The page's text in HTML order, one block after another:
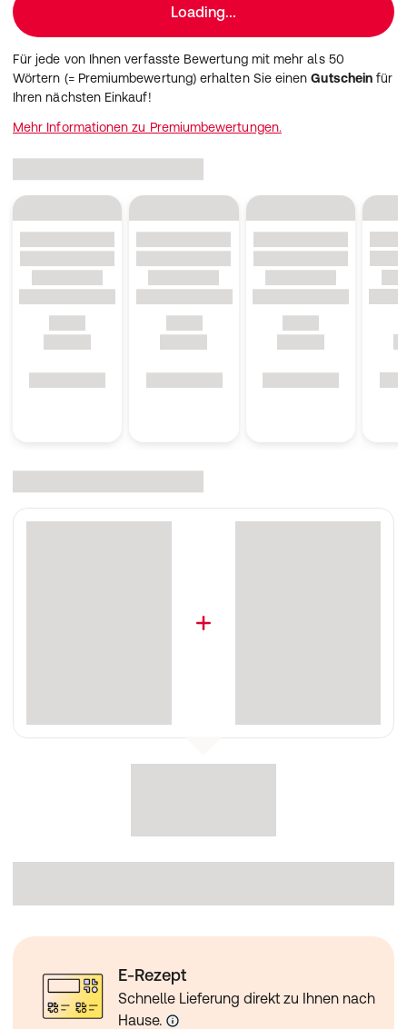
Loading...
Für jede von Ihnen verfasste Bewertung mit mehr als 50
Wörtern (= Premiumbewertung) erhalten Sie einenGutschein für
Ihren nächsten Einkauf!
Mehr Informationen zu Premiumbewertungen.
E-Rezept
Schnelle Lieferung direkt zu Ihnen nach
Hause.